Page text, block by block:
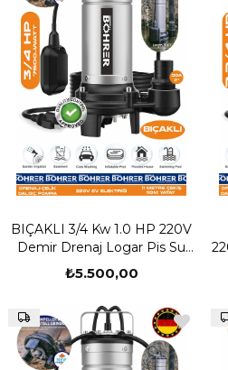
BIÇAKLI 3/4 Kw 1.0 HP 220V
Demir Drenaj Logar Pis Su
Parçalayıcılı Çelik Gövde
Dalgıç Tahliye Pompası | 111
Derinlik -110m Yatay | 2" Su
Çıkış Ağzı
₺5.500,00